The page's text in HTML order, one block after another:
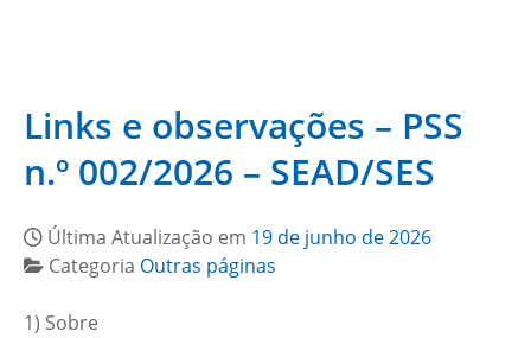
Links e observações – PSS
n.º 002/2026 – SEAD/SES
Última Atualização em 19 de junho de 2026
Categoria Outras páginas
1) Sobre